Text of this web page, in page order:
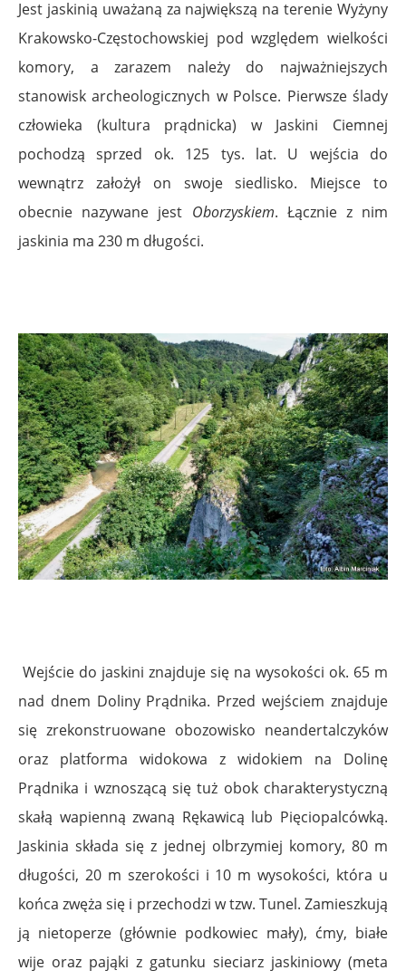
Jest jaskinią uważaną za największą na terenie Wyżyny
Krakowsko-Częstochowskiej pod względem wielkości
komory, a zarazem należy do najważniejszych
stanowisk archeologicznych w Polsce. Pierwsze ślady
człowieka (kultura prądnicka) w Jaskini Ciemnej
pochodzą sprzed ok. 125 tys. lat. U wejścia do
wewnątrz założył on swoje siedlisko. Miejsce to
obecnie nazywane jest Oborzyskiem. Łącznie z nim
jaskinia ma 230 m długości.
Wejście do jaskini znajduje się na wysokości ok. 65 m
nad dnem Doliny Prądnika. Przed wejściem znajduje
się zrekonstruowane obozowisko neandertalczyków
oraz platforma widokowa z widokiem na Dolinę
Prądnika i wznoszącą się tuż obok charakterystyczną
skałą wapienną zwaną Rękawicą lub Pięciopalcówką.
Jaskinia składa się z jednej olbrzymiej komory, 80 m
długości, 20 m szerokości i 10 m wysokości, która u
końca zwęża się i przechodzi w tzw. Tunel. Zamieszkują
ją nietoperze (głównie podkowiec mały), ćmy, białe
wije oraz pająki z gatunku sieciarz jaskiniowy (meta